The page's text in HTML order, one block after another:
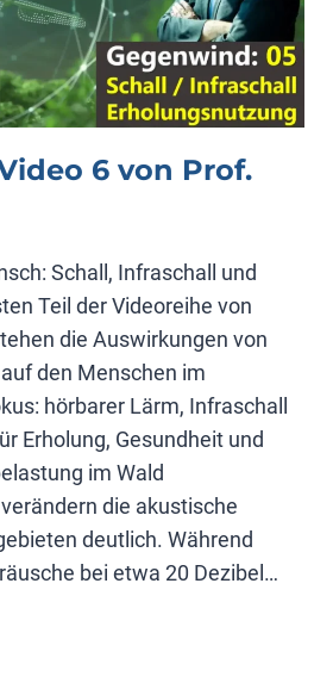
6 von Prof.
Schall, Infraschall und
Teil der Videoreihe von
die Auswirkungen von
den Menschen im
hörbarer Lärm, Infraschall
Erholung, Gesundheit und
im Wald
die akustische
deutlich. Während
bei etwa 20 Dezibel…